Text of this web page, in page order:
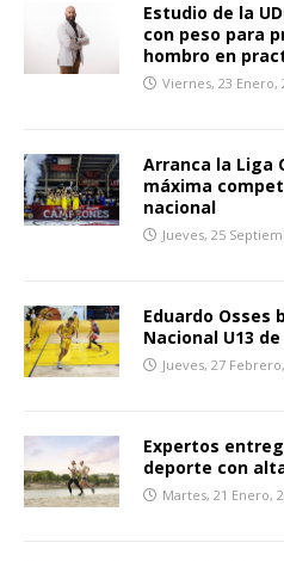
Estudio de la
con peso para
hombro en
Viernes, 23 Enero,
Arranca la Liga
máxima
nacional
Jueves, 25
Eduardo Osses
Nacional U13
Jueves, 27
Expertos
deporte con
Martes, 21 Enero,